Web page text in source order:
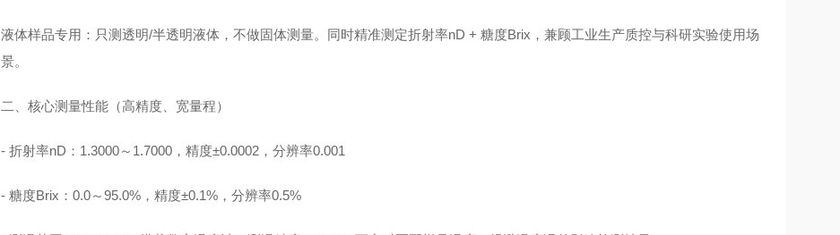
液体样品专用：只测透明/半透明液体，不做固体测量。同时精准测定折射率nD + 糖度Brix，兼顾工业生产质控与科研实验使用场
景。
二、核心测量性能（高精度、宽量程）
- 折射率nD：1.3000～1.7000，精度±0.0002，分辨率0.001
- 糖度Brix：0.0～95.0%，精度±0.1%，分辨率0.5%